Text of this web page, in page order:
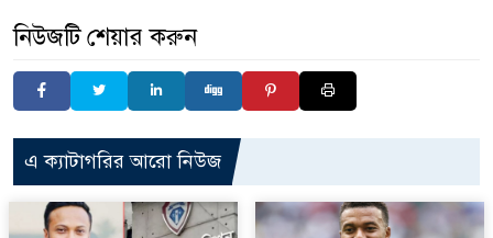
নিউজটি শেয়ার করুন
এ ক্যাটাগরির আরো নিউজ